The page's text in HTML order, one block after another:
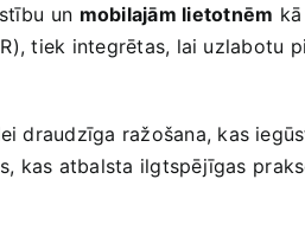
un mobilajām lietotnēm
tiek integrētas, lai
draudzīga ražošana, kas
kas atbalsta ilgtspējīgas